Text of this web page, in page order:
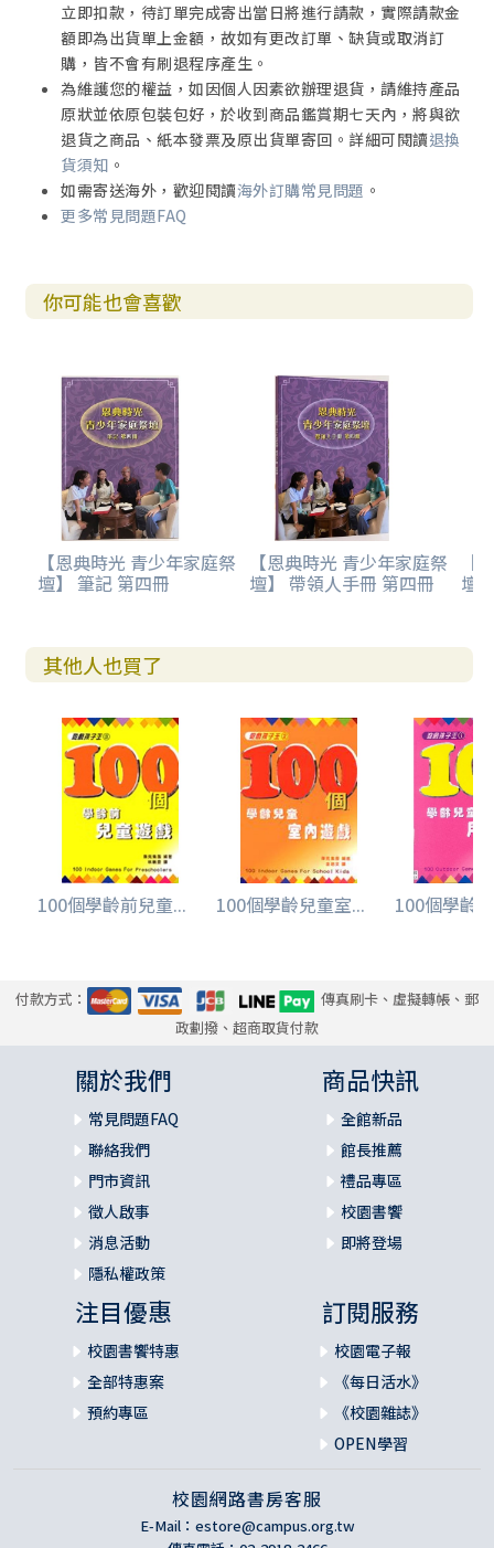
立即扣款，待訂單完成寄出當日將進行請款，實際請款金
額即為出貨單上金額，故如有更改訂單、缺貨或取消訂
購，皆不會有刷退程序產生。
為維護您的權益，如因個人因素欲辦理退貨，請維持產品
原狀並依原包裝包好，於收到商品鑑賞期七天內，將與欲
退貨之商品、紙本發票及原出貨單寄回。詳細可閱讀退換
貨須知 。
如需寄送海外，歡迎閱讀海外訂購常見問題 。
更多常見問題FAQ
你可能也會喜歡
【恩典時光 青少年家庭祭
壇】 筆記 第四冊
【恩典時光 青少年家庭祭
壇】 帶領人手冊 第四冊
【
壇
其他人也買了
100個學齡前兒童... 100個學齡兒童室... 100個學齡
付款方式：
傳真刷卡、虛擬轉帳、郵
政劃撥、超商取貨付款
關於我們
常見問題FAQ
聯絡我們
門市資訊
徵人啟事
消息活動
隱私權政策
商品快訊
全館新品
館長推薦
禮品專區
校園書饗
即將登場
注目優惠
校園書饗特惠
全部特惠案
預約專區
訂閱服務
校園電子報
《每日活水》
《校園雜誌》
OPEN學習
校園網路書房客服
E-Mail： estore@campus.org.tw